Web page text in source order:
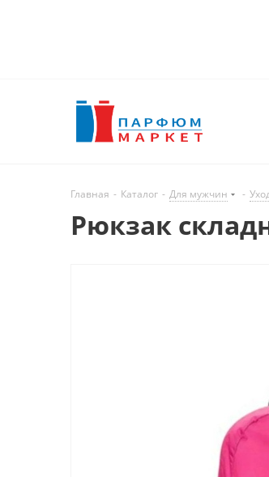
Главная - Каталог - Для мужчин -
Рюкзак